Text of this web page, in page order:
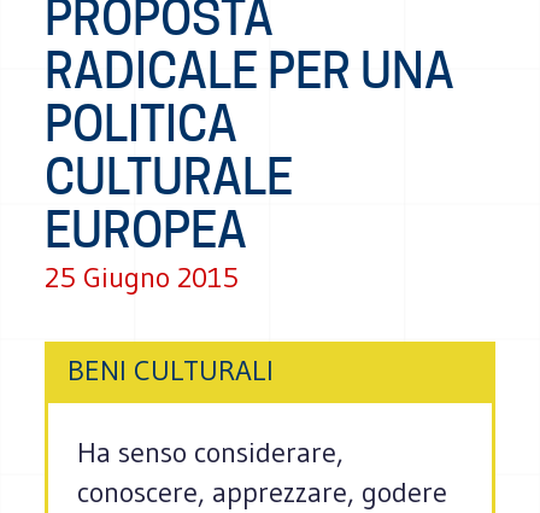
PROPOSTA
RADICALE PER UNA
POLITICA
CULTURALE
EUROPEA
25 Giugno 2015
BENI CULTURALI
Ha senso considerare,
conoscere, apprezzare, godere